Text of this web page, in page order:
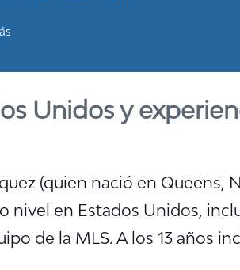
Unidos y
(quien nació en Queens,
nivel en Estados Unidos,
de la MLS. A los 13 años